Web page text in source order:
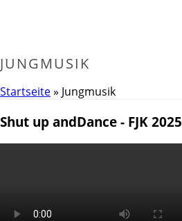
JUNGMUSIK
Startseite» Jungmusik
Shut up andDance - FJK 2025